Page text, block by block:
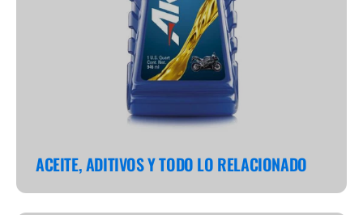
ACEITE, ADITIVOS Y TODO LO RELACIONADO